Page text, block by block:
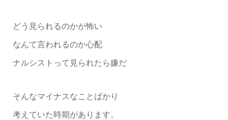
どう見られるのかが怖い
なんて言われるのか心配
ナルシストって見られたら嫌だ
そんなマイナスなことばかり
考えていた時期があります。